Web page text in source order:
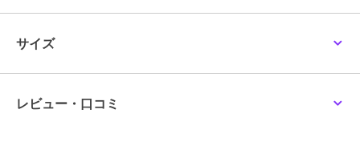
商品カテゴリ
サイズ
レビュー・口コミ